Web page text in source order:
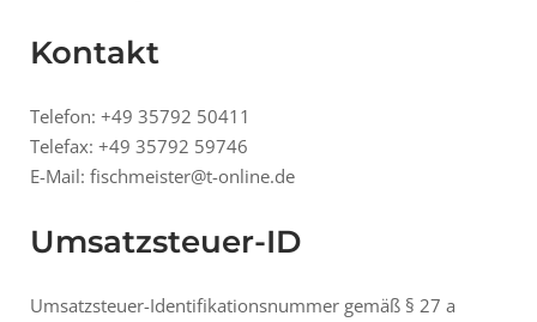
Kontakt
Telefon: +49 35792 50411
Telefax: +49 35792 59746
E-Mail: fischmeister@t-online.de
Umsatzsteuer-ID
Umsatzsteuer-Identifikationsnummer gemäß § 27 a